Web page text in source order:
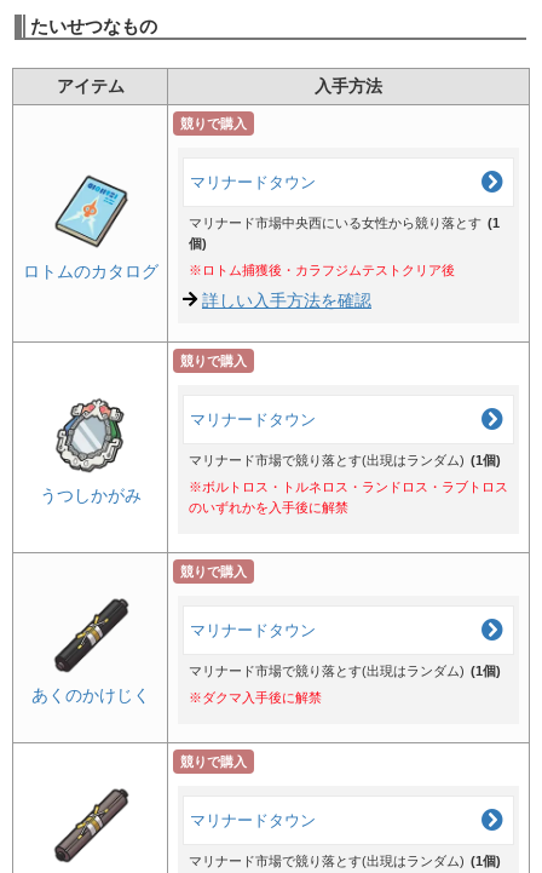
たいせつなもの
アイテム 入手方法
ロトムのカタログ
競りで購入
マリナードタウン
マリナード市場中央西にいる女性から競り落とす (1
個)
※ロトム捕獲後・カラフジムテストクリア後
詳しい入手方法を確認
うつしかがみ
競りで購入
マリナードタウン
マリナード市場で競り落とす(出現はランダム) (1個)
※ボルトロス・トルネロス・ランドロス・ラブトロス
のいずれかを入手後に解禁
あくのかけじく
競りで購入
マリナードタウン
マリナード市場で競り落とす(出現はランダム) (1個)
※ダクマ入手後に解禁
競りで購入
マリナードタウン
マリナード市場で競り落とす(出現はランダム) (1個)